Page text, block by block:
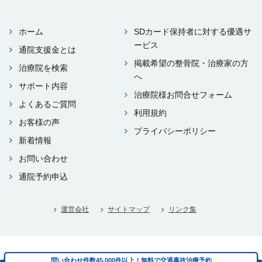
問い合わせ件数45,000件以上！無料で交通事故治療予約
問い合わせ件数45,000件以上！無料で交通事故治療予約
ホーム
通院⽀援⾦とは
治療院を検索
サポート内容
よくあるご質問
お客様の声
新着情報
お問い合わせ
通院予約申込
SDカード保持者に対する優遇サ
ービス
掲載希望の整⾻院・治療家の⽅
へ
治療院様お問合せフォーム
利⽤規約
プライバシーポリシー
運営会社 サイトマップ リンク集
Copyright © i-think Co.,Ltd. All rights reserved.